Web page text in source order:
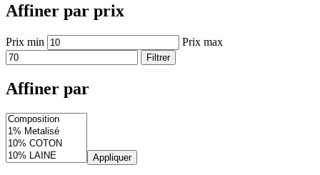
Affiner par prix
Prix min Prix max
Filtrer
Affiner par
Appliquer